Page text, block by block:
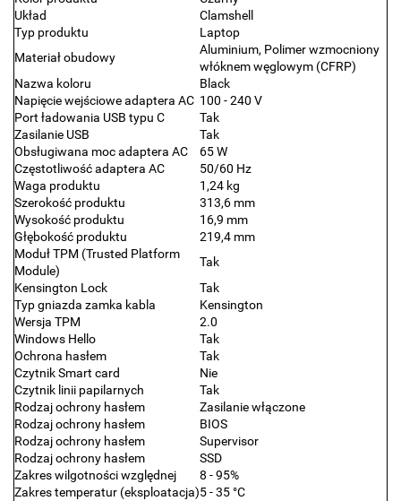
Układ
Clamshell
Typ produktu
Laptop
Materiał obudowy
Aluminium, Polimer wzmocniony
włóknem węglowym (CFRP)
Nazwa koloru
Black
Napięcie wejściowe adaptera AC 100 - 240 V
Port ładowania USB typu C
Tak
Zasilanie USB
Tak
Obsługiwana moc adaptera AC
65 W
Częstotliwość adaptera AC
50/60 Hz
Waga produktu
1,24 kg
Szerokość produktu
313,6 mm
Wysokość produktu
16,9 mm
Głębokość produktu
219,4 mm
Moduł TPM (Trusted Platform
Module)
Tak
Kensington Lock
Tak
Typ gniazda zamka kabla
Kensington
Wersja TPM
2.0
Windows Hello
Tak
Ochrona hasłem
Tak
Czytnik Smart card
Nie
Czytnik linii papilarnych
Tak
Rodzaj ochrony hasłem
Zasilanie włączone
Rodzaj ochrony hasłem
BIOS
Rodzaj ochrony hasłem
Supervisor
Rodzaj ochrony hasłem
SSD
Zakres wilgotności względnej
8 - 95%
Zakres temperatur (eksploatacja)5 - 35 °C